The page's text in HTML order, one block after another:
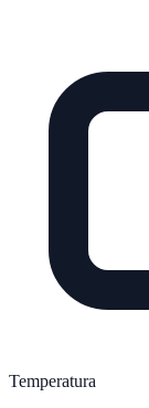
Temperatura